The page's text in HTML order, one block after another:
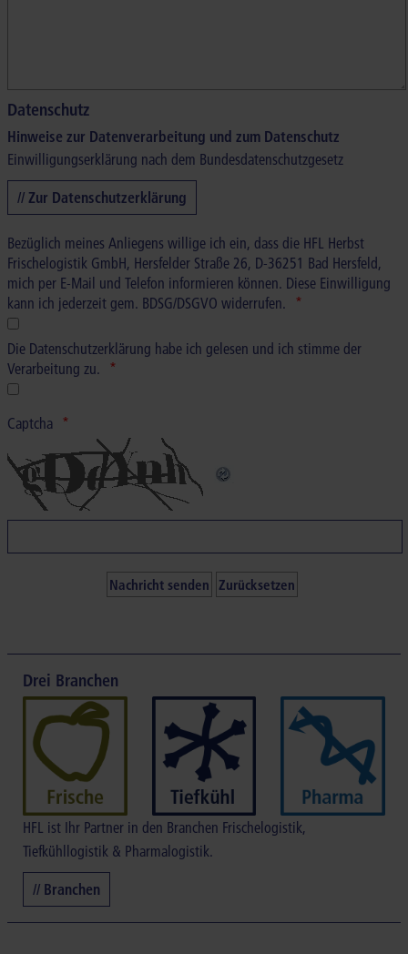
Datenschutz
Hinweise zur Datenverarbeitung und zum Datenschutz
Einwilligungserklärung nach dem Bundesdatenschutzgesetz
// Zur Datenschutzerklärung
Bezüglich meines Anliegens willige ich ein, dass die HFL Herbst
Frischelogistik GmbH, Hersfelder Straße 26, D-36251 Bad Hersfeld,
mich per E-Mail und Telefon informieren können. Diese Einwilligung
kann ich jederzeit gem. BDSG/DSGVO widerrufen.
Die Datenschutzerklärung habe ich gelesen und ich stimme der
Verarbeitung zu.
Captcha
Drei Branchen
HFL ist Ihr Partner in den Branchen Frischelogistik,
Tiefkühllogistik & Pharmalogistik.
// Branchen